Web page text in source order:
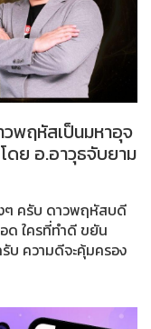
วพฤหัสเป็นมหาอุจ
ดย อ.อาวุธจับยาม
ๆ ครับ ดาวพฤหัสบดี
ด ใครที่ทำดี ขยัน
บ ความดีจะคุ้มครอง